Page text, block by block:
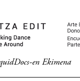
en Ekimena